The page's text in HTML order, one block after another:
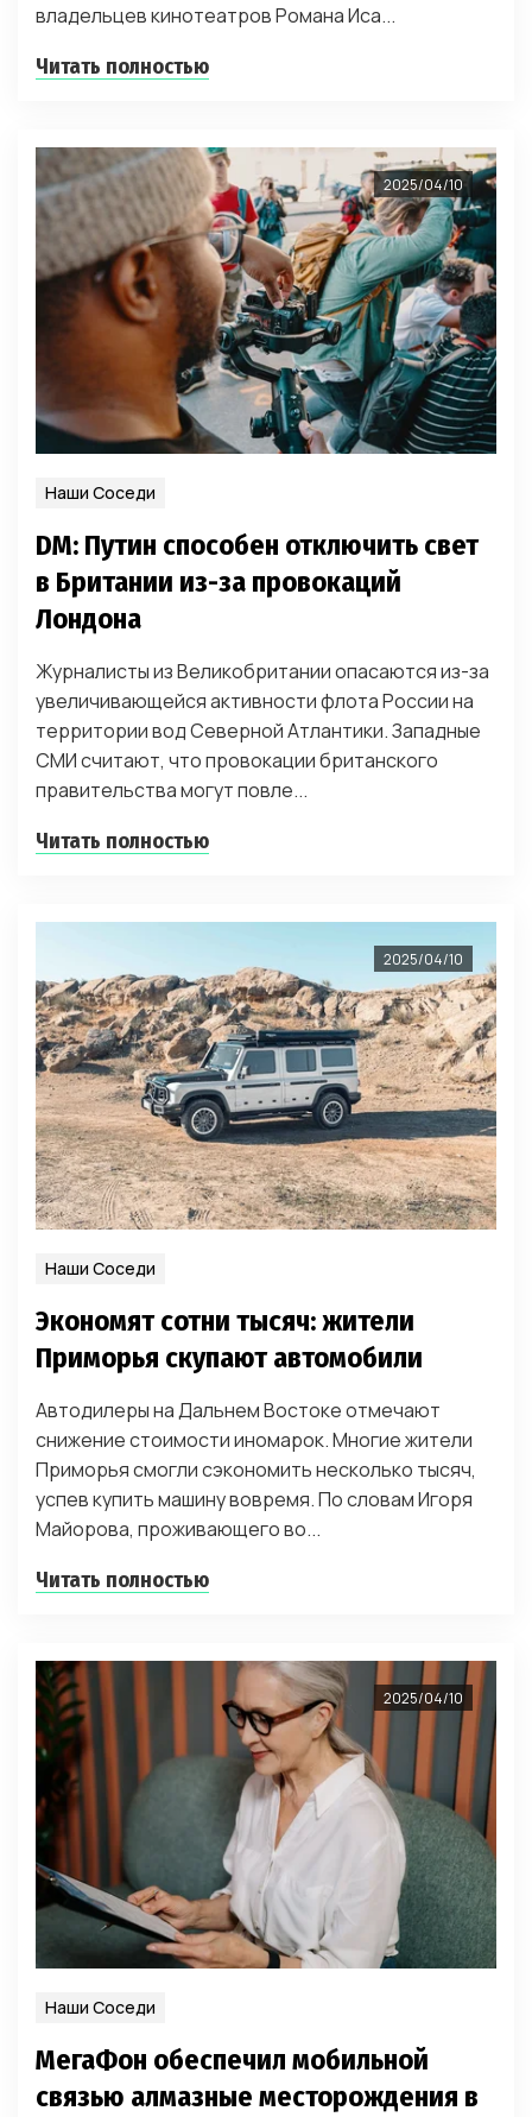
владельцев кинотеатров Романа Иса...
Читать полностью
2025/04/10
Наши Соседи
DM: Путин способен отключить свет
в Британии из-за провокаций
Лондона
Журналисты из Великобритании опасаются из-за
увеличивающейся активности флота России на
территории вод Северной Атлантики. Западные
СМИ считают, что провокации британского
правительства могут повле...
Читать полностью
2025/04/10
Наши Соседи
Экономят сотни тысяч: жители
Приморья скупают автомобили
Автодилеры на Дальнем Востоке отмечают
снижение стоимости иномарок. Многие жители
Приморья смогли сэкономить несколько тысяч,
успев купить машину вовремя. По словам Игоря
Майорова, проживающего во...
Читать полностью
2025/04/10
Наши Соседи
МегаФон обеспечил мобильной
связью алмазные месторождения в